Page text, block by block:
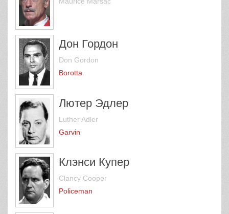
Дон Гордон
Don Gordon
Borotta
Лютер Эдлер
Luther Adler
Garvin
Клэнси Купер
Clancy Cooper
Policeman